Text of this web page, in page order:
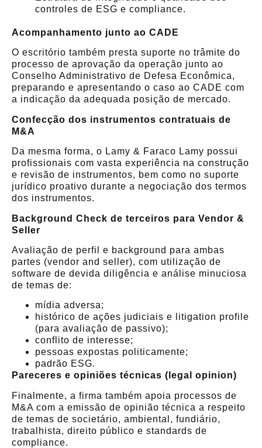
controles de ESG e compliance.
Acompanhamento junto ao CADE
O escritório também presta suporte no trâmite do
processo de aprovação da operação junto ao
Conselho Administrativo de Defesa Econômica,
preparando e apresentando o caso ao CADE com
a indicação da adequada posição de mercado.
Confecção dos instrumentos contratuais de
M&A
Da mesma forma, o Lamy & Faraco Lamy possui
profissionais com vasta experiência na construção
e revisão de instrumentos, bem como no suporte
jurídico proativo durante a negociação dos termos
dos instrumentos.
Background Check de terceiros para Vendor &
Seller
Avaliação de perfil e background para ambas
partes (vendor and seller), com utilização de
software de devida diligência e análise minuciosa
de temas de:
mídia adversa;
histórico de ações judiciais e litigation profile
(para avaliação de passivo);
conflito de interesse;
pessoas expostas politicamente;
padrão ESG.
Pareceres e opiniões técnicas (legal opinion)
Finalmente, a firma também apoia processos de
M&A com a emissão de opinião técnica a respeito
de temas de societário, ambiental, fundiário,
trabalhista, direito público e standards de
compliance.